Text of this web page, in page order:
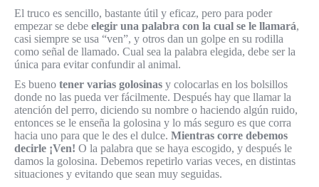
El truco es sencillo, bastante útil y eficaz, pero para poder
empezar se debe elegir una palabra con la cual se le llamará,
casi siempre se usa “ven”, y otros dan un golpe en su rodilla
como señal de llamado. Cual sea la palabra elegida, debe ser la
única para evitar confundir al animal.
Es bueno tener varias golosinas y colocarlas en los bolsillos
donde no las pueda ver fácilmente. Después hay que llamar la
atención del perro, diciendo su nombre o haciendo algún ruido,
entonces se le enseña la golosina y lo más seguro es que corra
hacia uno para que le des el dulce. Mientras corre debemos
decirle ¡Ven! O la palabra que se haya escogido, y después le
damos la golosina. Debemos repetirlo varias veces, en distintas
situaciones y evitando que sean muy seguidas.